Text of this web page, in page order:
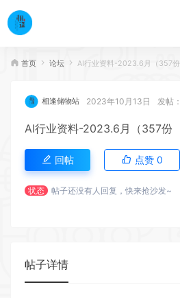
首页 论坛 AI行业资料-2023.6月（357份
相逢储物站 2023年10月13日 发帖：
AI行业资料-2023.6月（357份
回帖 点赞 0
状态 帖子还没有人回复，快来抢沙发~
帖子详情